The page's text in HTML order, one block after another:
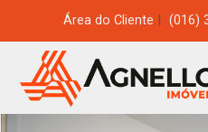
Área do Cliente (016)